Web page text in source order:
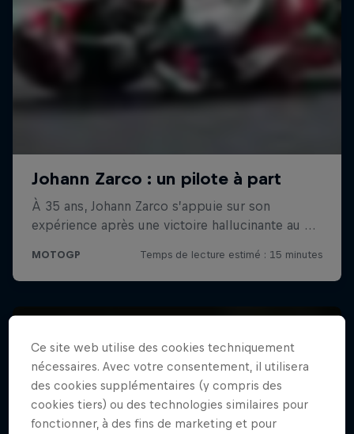
Ce site web utilise des cookies techniquement
nécessaires. Avec votre consentement, il utilisera
des cookies supplémentaires (y compris des
cookies tiers) ou des technologies similaires pour
fonctionner, à des fins de marketing et pour